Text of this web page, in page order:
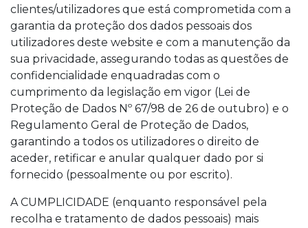
clientes/utilizadores que está comprometida com a
garantia da proteção dos dados pessoais dos
utilizadores deste website e com a manutenção da
sua privacidade, assegurando todas as questões de
confidencialidade enquadradas com o
cumprimento da legislação em vigor (Lei de
Proteção de Dados Nº 67/98 de 26 de outubro) e o
Regulamento Geral de Proteção de Dados,
garantindo a todos os utilizadores o direito de
aceder, retificar e anular qualquer dado por si
fornecido (pessoalmente ou por escrito).
A CUMPLICIDADE (enquanto responsável pela
recolha e tratamento de dados pessoais) mais